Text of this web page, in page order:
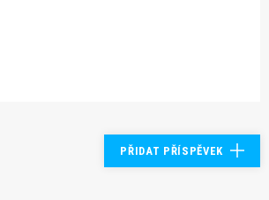
PŘIDAT PŘÍSPĚVEK